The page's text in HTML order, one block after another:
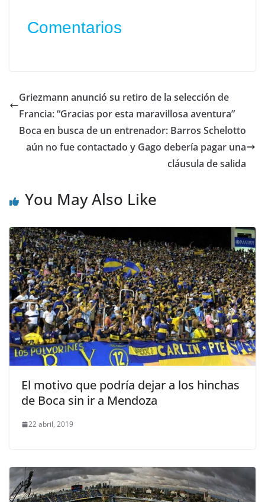
Comentarios
Griezmann anunció su retiro de la selección de
Francia: “Gracias por esta maravillosa aventura”
Boca en busca de un entrenador: Barros Schelotto
aún no fue contactado y Gago debería pagar una
cláusula de salida
You May Also Like
El motivo que podría dejar a los hinchas
de Boca sin ir a Mendoza
22 abril, 2019